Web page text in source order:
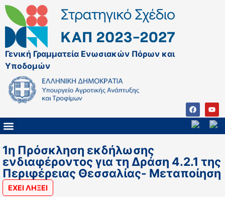
Γενική Γραμματεία Ενωσιακών Πόρων και
Υποδομών
1η Πρόσκληση εκδήλωσης
ενδιαφέροντος για τη Δράση 4.2.1 της
Περιφέρειας Θεσσαλίας- Μεταποίηση
ΕΧΕΙ ΛΗΞΕΙ